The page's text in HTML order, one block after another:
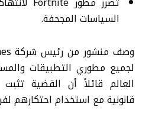
السياسات المجحفة.
لجميع مطوري التطبيقات
قانونية مع استخدام احتكارهم